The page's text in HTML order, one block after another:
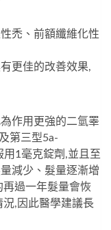
禿、前額纖維化性
更佳的改善效果,
作用更強的二氫睪
第三型5a-
用1毫克錠劑,並且至
減少、髮量逐漸增
過一年髮量會恢
,因此醫學建議長